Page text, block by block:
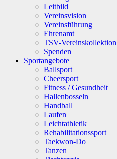
Leitbild
Vereinsvision
Vereinsführung
Ehrenamt
TSV-Vereinskollektion
Spenden
Sportangebote
Ballsport
Cheersport
Fitness / Gesundheit
Hallenbosseln
Handball
Laufen
Leichtathletik
Rehabilitationssport
Taekwon-Do
Tanzen